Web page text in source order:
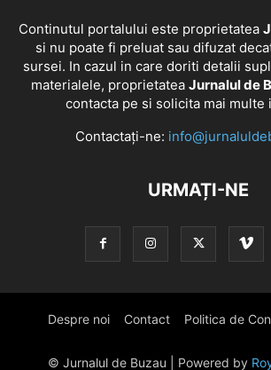
Continutul portalului este proprietatea
si nu poate fi preluat sau difuzat
sursei. In cazul in care doriti detalii
materialele, proprietatea Jurnalul de
contacta pe si solicita mai multe
Contactați-ne:
URMAȚI-NE
Despre noi Contact Politica de
© Jurnalul de Buzau | Powered by